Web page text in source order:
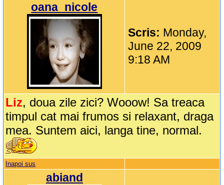
oana_nicole
Scris: Monday,
June 22, 2009
9:18 AM
Liz, doua zile zici? Wooow! Sa treaca
timpul cat mai frumos si relaxant, draga
mea. Suntem aici, langa tine, normal.
Inapoi sus
abiand